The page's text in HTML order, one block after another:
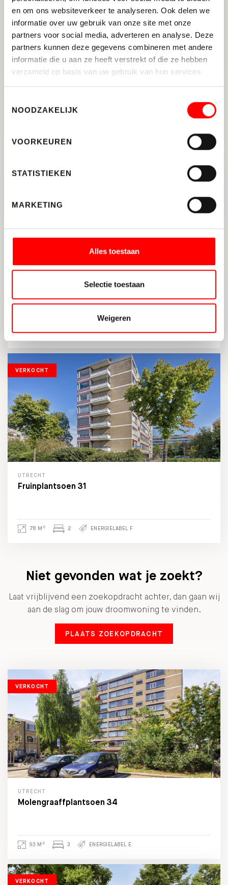
en om ons websiteverkeer te analyseren. Ook delen we
informatie over uw gebruik van onze site met onze
partners voor social media, adverteren en analyse. Deze
partners kunnen deze gegevens combineren met andere
informatie die u aan ze heeft verstrekt of die ze hebben
verzameld op basis van uw gebruik van hun services.
NOODZAKELIJK
VOORKEUREN
STATISTIEKEN
MARKETING
Alles toestaan
Selectie toestaan
Weigeren
UTRECHT
105 M 3
VERKOCHT
80 M2 3 ENERGIELABEL D
VERKOCHT
UTRECHT
Fruinplantsoen 31
78 M 2 2 ENERGIELABEL F
Niet gevonden wat je zoekt?
Laat vrijblijvend een zoekopdracht achter, dan gaan wij
aan de slag om jouw droomwoning te vinden.
PLAATS ZOEKOPDRACHT
VERKOCHT
UTRECHT
Molengraaffplantsoen 34
93 M 2 3 ENERGIELABEL E
VERKOCHT